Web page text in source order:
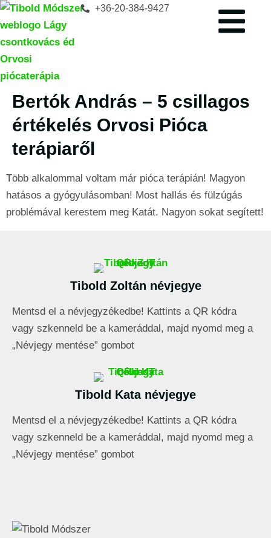
+36-20-384-9427
Bertók András – 5 csillagos
értékelés Orvosi Pióca
terápiaről
Több alkalommal voltam már pióca terápián! Magyon
hatásos a gyógyulásomban! Most hallás és fülzúgás
problémával kerestem meg Katát. Nagyon sokat segített!
Tibold Zoltán névjegye
Mentsd el a névjegyzékedbe! Kattints a QR kódra
vagy szkenneld be a kameráddal, majd nyomd meg a
„Névjegy mentése” gombot
Tibold Kata névjegye
Mentsd el a névjegyzékedbe! Kattints a QR kódra
vagy szkenneld be a kameráddal, majd nyomd meg a
„Névjegy mentése” gombot